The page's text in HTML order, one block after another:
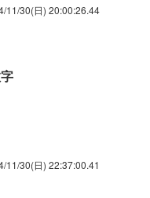
11/30(日) 20:00:26.44
11/30(日) 22:37:00.41